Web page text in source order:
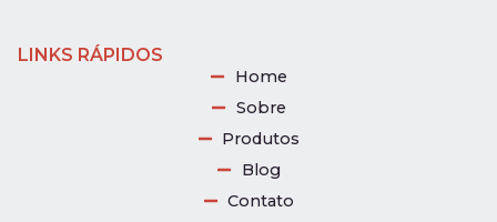
LINKS RÁPIDOS
Home
Sobre
Produtos
Blog
Contato